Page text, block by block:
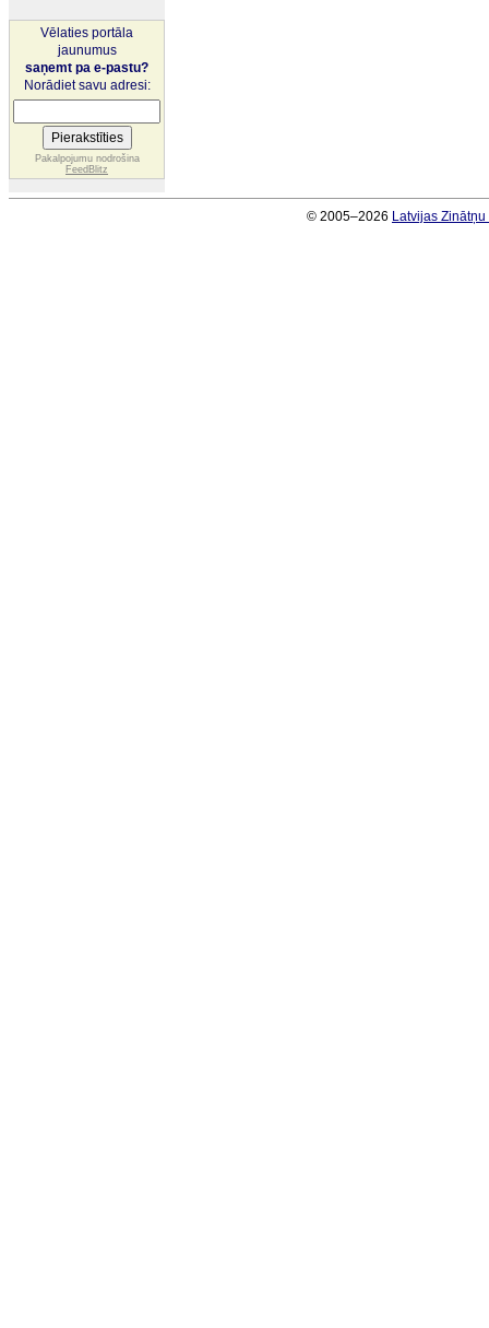
Vēlaties portāla
jaunumus
saņemt pa e-pastu?
Norādiet savu adresi:
Pakalpojumu nodrošina
FeedBlitz
© 2005–2026 Latvijas